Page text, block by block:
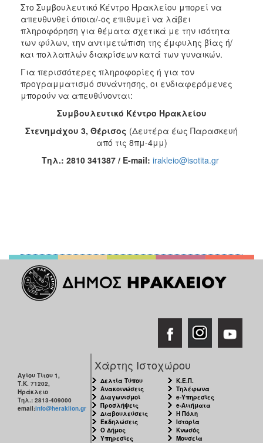
Στο Συμβουλευτικό Κέντρο Ηρακλείου μπορεί να
απευθυνθεί όποια/-ος επιθυμεί να λάβει
πληροφόρηση για θέματα σχετικά με την ισότητα
των φύλων, την αντιμετώπιση της έμφυλης βίας ή/
και πολλαπλών διακρίσεων κατά των γυναικών.
Για περισσότερες πληροφορίες ή για τον
προγραμματισμό συνάντησης, οι ενδιαφερόμενες
μπορούν να απευθύνονται:
Συμβουλευτικό Κέντρο Ηρακλείου
Στενημάχου 3, Θέρισος (Δευτέρα έως Παρασκευή
από τις 8πμ-4μμ)
Τηλ.: 2810 341387 / E-mail: irakleio@isotita.gr
Αγίου Τίτου 1,
Τ.Κ. 71202,
Ηράκλειο
Τηλ.: 2813-409000
email:info@heraklion.gr
Χάρτης Ιστοχώρου
Δελτία Τύπου
Ανακοινώσεις
Διαγωνισμοί
Προσλήψεις
Διαβουλεύσεις
Εκδηλώσεις
Ο Δήμος
Υπηρεσίες
Κ.Ε.Π.
Τηλέφωνα
e-Υπηρεσίες
e-Αιτήματα
Η Πόλη
Ιστορία
Κνωσός
Μουσεία